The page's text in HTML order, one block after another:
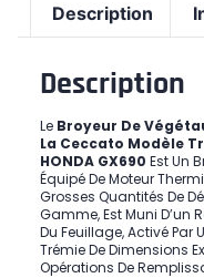
Description
Description
Le Broyeur De
La Ceccato Modèle
HONDA GX690 Est Un
Équipé De Moteur
Grosses Quantités De
Gamme, Est Muni D’un
Du Feuillage, Activé Par
Trémie De Dimensions
Opérations De